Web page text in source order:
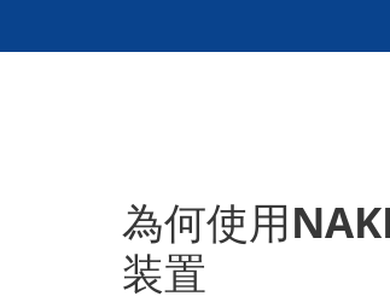
為何使用
装置